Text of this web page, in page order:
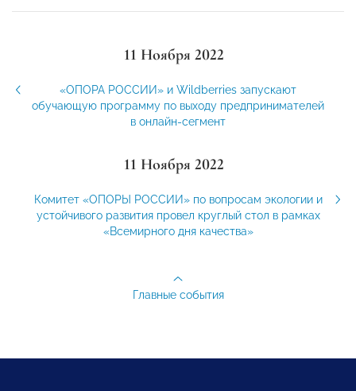
11 Ноября 2022
«ОПОРА РОССИИ» и Wildberries запускают
обучающую программу по выходу предпринимателей
в онлайн-сегмент
11 Ноября 2022
Комитет «ОПОРЫ РОССИИ» по вопросам экологии и
устойчивого развития провел круглый стол в рамках
«Всемирного дня качества»
Главные события